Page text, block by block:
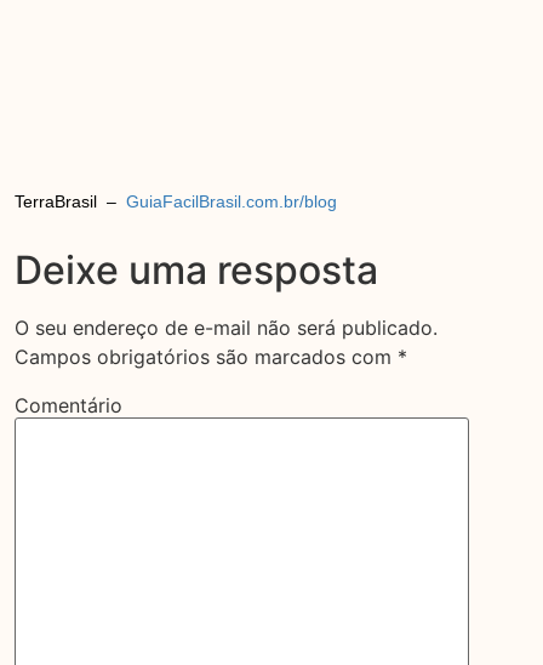
TerraBrasil – GuiaFacilBrasil.com.br/blog
Deixe uma resposta
O seu endereço de e-mail não será publicado.
Campos obrigatórios são marcados com *
Comentário